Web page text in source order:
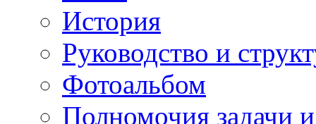
История
Руководство и
Фотоальбом
Полномочия задачи